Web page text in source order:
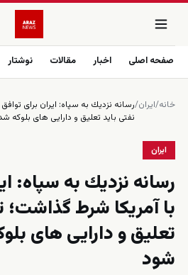
صفحه اصلی اخبار مقالات نوشتار
خانه/ایران/رسانه نزديك به سپاه: ايران براى
نفتى بايد تعليق و دارايى هاى بلوكه
ایران
رسانه نزديك به سپاه:
با آمريكا شرط گذاشت؛
تعليق و دارايى هاى
شود